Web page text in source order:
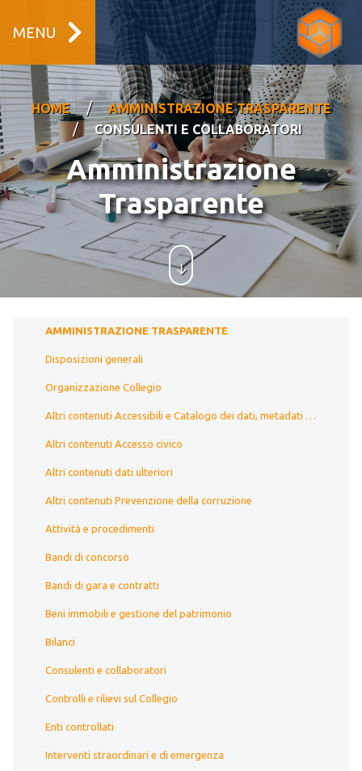
MENU
HOME / AMMINISTRAZIONE TRASPARENTE
/ CONSULENTI E COLLABORATORI
Amministrazione
Trasparente
AMMINISTRAZIONE TRASPARENTE
Disposizioni generali
Organizzazione Collegio
Altri contenuti Accessibili e Catalogo dei dati, metadati e banche dati
Altri contenuti Accesso civico
Altri contenuti dati ulteriori
Altri contenuti Prevenzione della corruzione
Attività e procedimenti
Bandi di concorso
Bandi di gara e contratti
Beni immobili e gestione del patrimonio
Bilanci
Consulenti e collaboratori
Controlli e rilievi sul Collegio
Enti controllati
Interventi straordinari e di emergenza